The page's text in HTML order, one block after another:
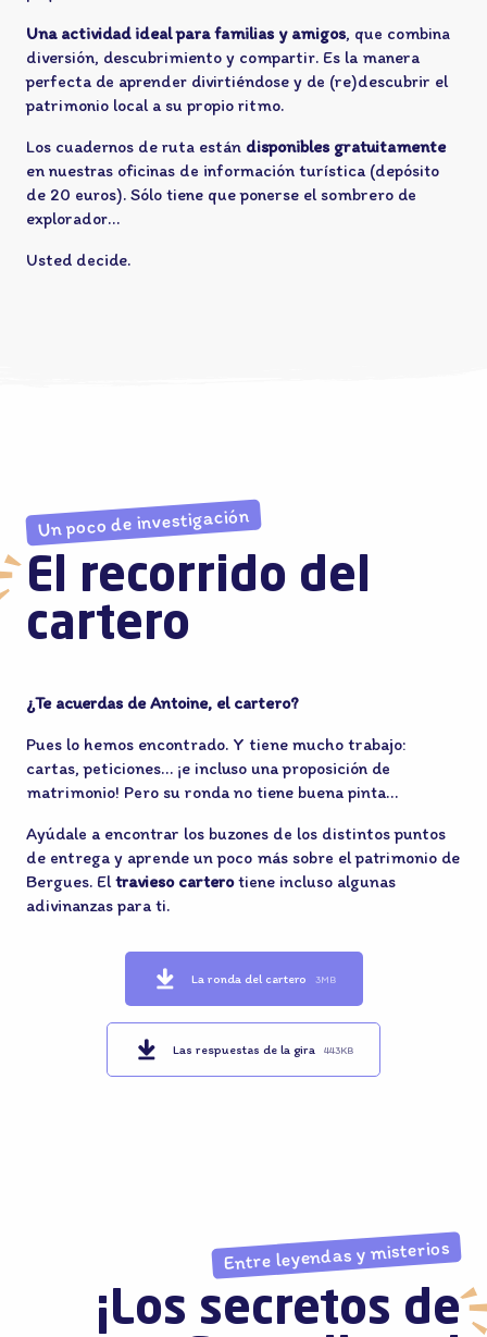
Una actividad ideal para familias y amigos, que combina
diversión, descubrimiento y compartir. Es la manera
perfecta de aprender divirtiéndose y de (re)descubrir el
patrimonio local a su propio ritmo.
Los cuadernos de ruta están disponibles gratuitamente
en nuestras oficinas de información turística (depósito
de 20 euros). Sólo tiene que ponerse el sombrero de
explorador…
Usted decide.
Un poco de investigación
El recorrido del
cartero
¿Te acuerdas de Antoine, el cartero?
Pues lo hemos encontrado. Y tiene mucho trabajo:
cartas, peticiones… ¡e incluso una proposición de
matrimonio! Pero su ronda no tiene buena pinta…
Ayúdale a encontrar los buzones de los distintos puntos
de entrega y aprende un poco más sobre el patrimonio de
Bergues. Eltravieso carterotiene incluso algunas
adivinanzas para ti.
La ronda del cartero 3MB
Las respuestas de la gira 443KB
Entre leyendas y misterios
¡Los secretos de